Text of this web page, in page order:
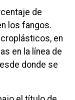
de
los fangos.
en
en la línea de
donde se